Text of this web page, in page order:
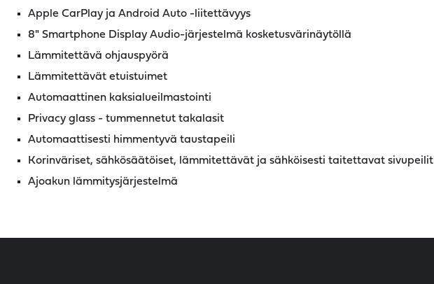
Apple CarPlay ja Android Auto -liitettävyys
8" Smartphone Display Audio-järjestelmä kosketusvärinäytöllä
Lämmitettävä ohjauspyörä
Lämmitettävät etuistuimet
Automaattinen kaksialueilmastointi
Privacy glass - tummennetut takalasit
Automaattisesti himmentyvä taustapeili
Korinväriset, sähkösäätöiset, lämmitettävät ja sähköisesti taitettavat sivupeilit
Ajoakun lämmitysjärjestelmä